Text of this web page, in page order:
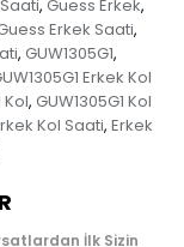
, Guess Erkek,
Erkek Saati,
, GUW1305G1,
Erkek Kol
Kol, GUW1305G1 Kol
Kol Saati, Erkek
İlk Sizin